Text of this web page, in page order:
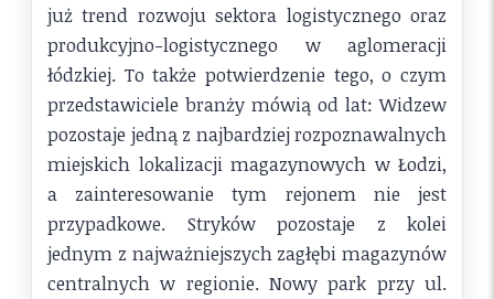
już trend rozwoju sektora logistycznego oraz
produkcyjno-logistycznego w aglomeracji
łódzkiej. To także potwierdzenie tego, o czym
przedstawiciele branży mówią od lat: Widzew
pozostaje jedną z najbardziej rozpoznawalnych
miejskich lokalizacji magazynowych w Łodzi,
a zainteresowanie tym rejonem nie jest
przypadkowe. Stryków pozostaje z kolei
jednym z najważniejszych zagłębi magazynów
centralnych w regionie. Nowy park przy ul.